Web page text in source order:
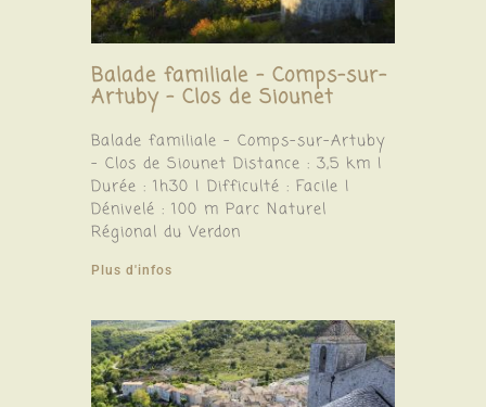
Balade familiale – Comps-sur-
Artuby – Clos de Siounet
Balade familiale – Comps-sur-Artuby
– Clos de Siounet Distance : 3,5 km |
Durée : 1h30 | Difficulté : Facile |
Dénivelé : 100 m Parc Naturel
Régional du Verdon
Plus d'infos